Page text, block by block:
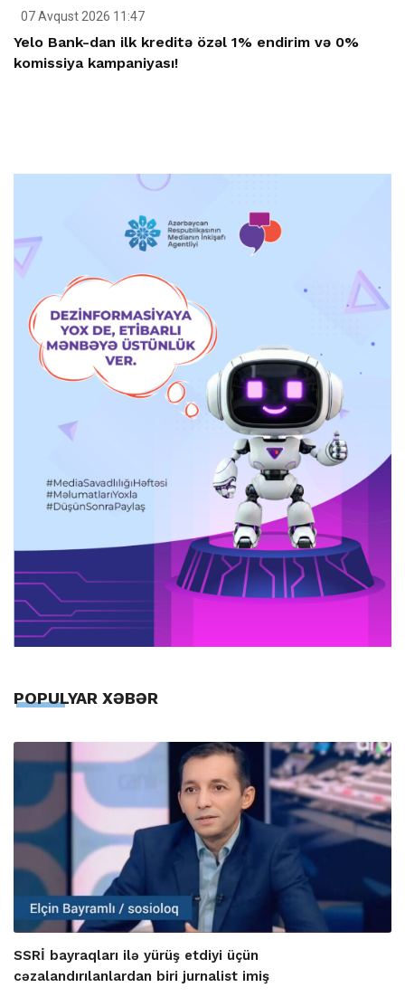
07 Avqust 2026 11:47
Yelo Bank-dan ilk kreditə özəl 1% endirim və 0%
komissiya kampaniyası!
POPULYAR XƏBƏR
SSRİ bayraqları ilə yürüş etdiyi üçün
cəzalandırılanlardan biri jurnalist imiş